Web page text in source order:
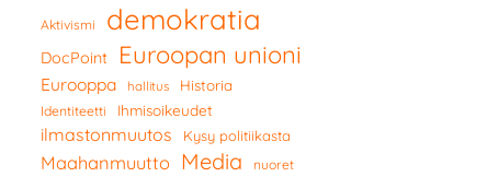
Aktivismi demokratia
DocPoint Euroopan unioni
Eurooppa hallitus Historia
Identiteetti Ihmisoikeudet
ilmastonmuutos Kysy politiikasta
Maahanmuutto Media nuoret